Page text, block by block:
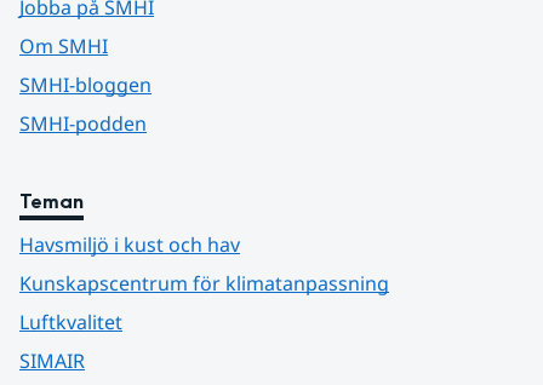
Jobba på SMHI
Om SMHI
SMHI-bloggen
SMHI-podden
Teman
Havsmiljö i kust och hav
Kunskapscentrum för klimatanpassning
Luftkvalitet
SIMAIR